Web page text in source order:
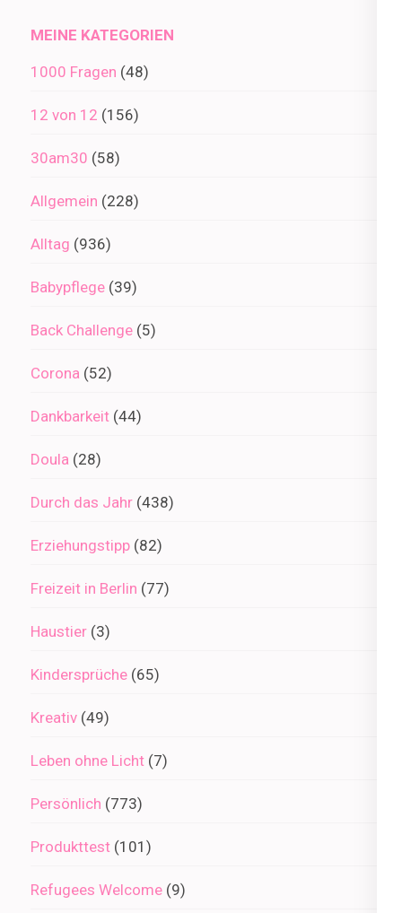
MEINE KATEGORIEN
1000 Fragen (48)
12 von 12 (156)
30am30 (58)
Allgemein (228)
Alltag (936)
Babypflege (39)
Back Challenge (5)
Corona (52)
Dankbarkeit (44)
Doula (28)
Durch das Jahr (438)
Erziehungstipp (82)
Freizeit in Berlin (77)
Haustier (3)
Kindersprüche (65)
Kreativ (49)
Leben ohne Licht (7)
Persönlich (773)
Produkttest (101)
Refugees Welcome (9)